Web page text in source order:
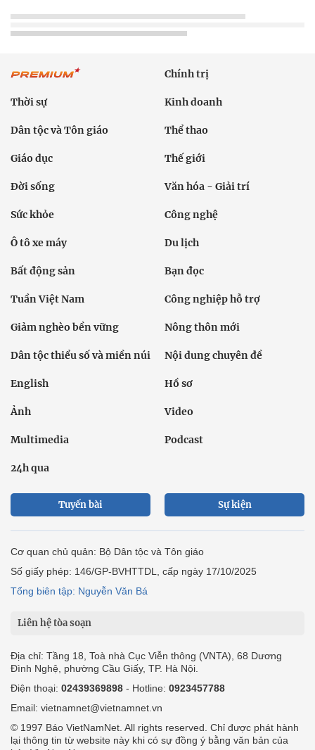
Chính trị
Thời sự Kinh doanh
Dân tộc và Tôn giáo Thể thao
Giáo dục Thế giới
Đời sống Văn hóa - Giải trí
Sức khỏe Công nghệ
Ô tô xe máy Du lịch
Bất động sản Bạn đọc
Tuần Việt Nam Công nghiệp hỗ trợ
Giảm nghèo bền vững Nông thôn mới
Dân tộc thiểu số và miền núi Nội dung chuyên đề
English Hồ sơ
Ảnh Video
Multimedia Podcast
24h qua
Tuyến bài Sự kiện
Cơ quan chủ quản: Bộ Dân tộc và Tôn giáo
Số giấy phép: 146/GP-BVHTTDL, cấp ngày 17/10/2025
Tổng biên tập: Nguyễn Văn Bá
Liên hệ tòa soạn
Địa chỉ: Tầng 18, Toà nhà Cục Viễn thông (VNTA), 68 Dương
Đình Nghệ, phường Cầu Giấy, TP. Hà Nội.
Điện thoại: 02439369898 - Hotline: 0923457788
Email: vietnamnet@vietnamnet.vn
© 1997 Báo VietNamNet. All rights reserved. Chỉ được phát hành
lại thông tin từ website này khi có sự đồng ý bằng văn bản của